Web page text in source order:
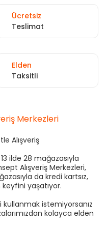
Ücretsiz
Teslimat
Elden
Taksitli
Merkezleri
Alışveriş
ilde 28 mağazasıyla
Alışveriş Merkezleri,
da kredi kartsız,
yaşatıyor.
kullanmak istemiyorsanız
kolayca elden